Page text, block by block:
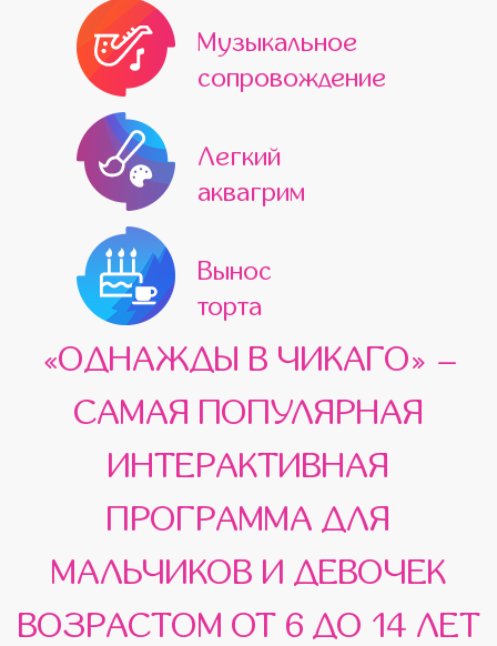
Музыкальное
сопровождение
Легкий
аквагрим
Вынос
торта
«ОДНАЖДЫ В ЧИКАГО» –
САМАЯ ПОПУЛЯРНАЯ
ИНТЕРАКТИВНАЯ
ПРОГРАММА ДЛЯ
МАЛЬЧИКОВ И ДЕВОЧЕК
ВОЗРАСТОМ ОТ 6 ДО 14 ЛЕТ